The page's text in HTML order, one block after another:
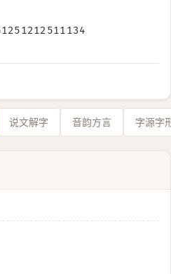
说文解字 音韵方言 字源字